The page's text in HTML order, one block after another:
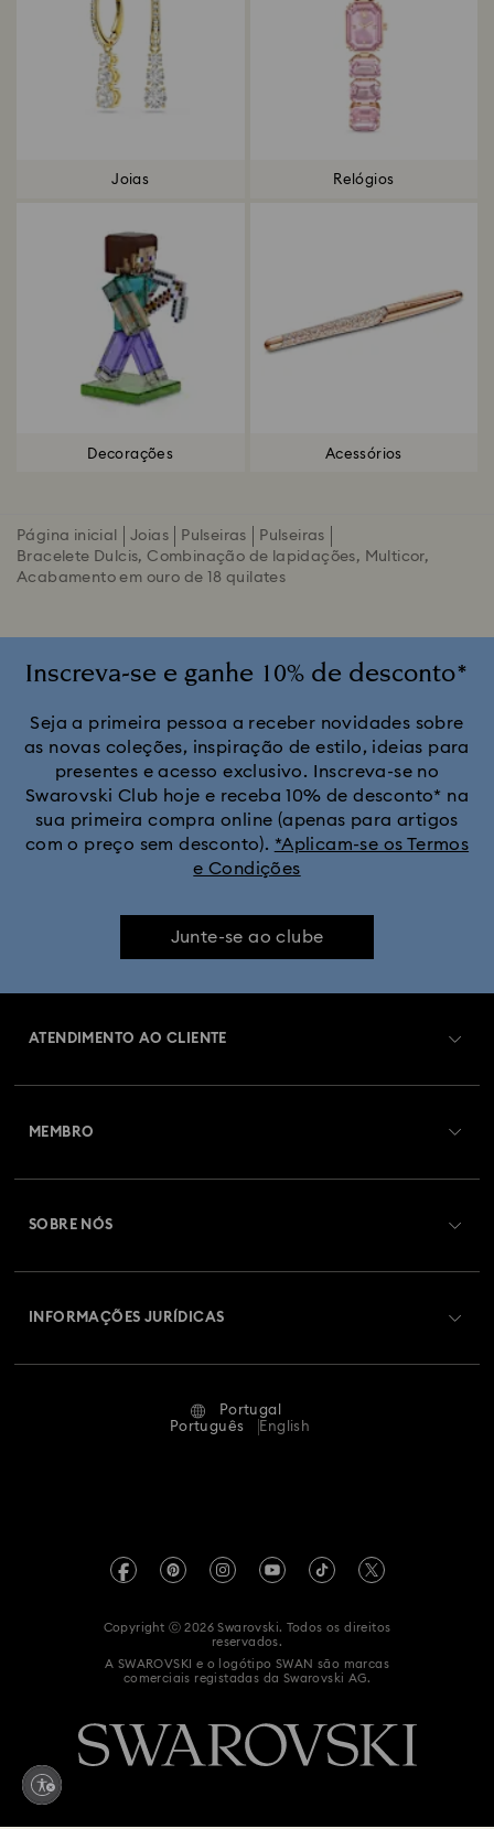
Joias Relógios
Decorações Acessórios
Página inicial Joias Pulseiras
Pulseiras
Bracelete Dulcis, Combinação de lapidações, Multicor,
Acabamento em ouro de 18 quilates
Inscreva-se e ganhe 10% de desconto*
Seja a primeira pessoa a receber novidades sobre
as novas coleções, inspiração de estilo, ideias para
presentes e acesso exclusivo. Inscreva-se no
Swarovski Club hoje e receba 10% de desconto* na
sua primeira compra online (apenas para artigos
com o preço sem desconto). *Aplicam-se os Termos
e Condições
Junte-se ao clube
ATENDIMENTO AO CLIENTE
Devoluções e Troca
Estado Da Reparação
Agendar uma marcação
MEMBRO
SOBRE NÓS
Code of Conduct & Policies
INFORMAÇÕES JURÍDICAS
Termos e Condições
Informação REACH
Declaração de acessibilidade
Whistleblowing
Retrate-se do contrato aqui
Portugal
Português
English
Copyright ⓒ 2026 Swarovski. Todos os direitos
reservados.
A SWAROVSKI e o logótipo SWAN são marcas
comerciais registadas da Swarovski AG.